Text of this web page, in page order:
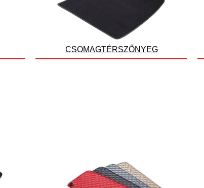
CSOMAGTÉRSZŐNYEG